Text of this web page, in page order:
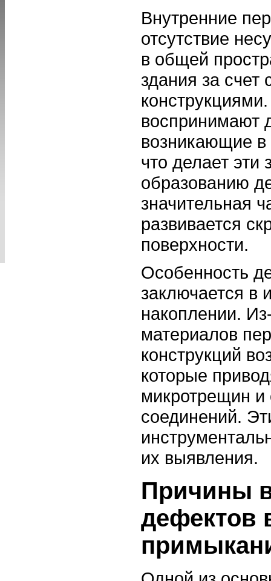
Внутренние
отсутствие
в общей
здания за
воспринимают
возникающие в
что делает
образованию
значительная
развивается
поверхности.
Особенность
заключается в
накоплении.
материалов
конструкций
которые
микротрещин
соединений.
их выявления.
Причины
дефектов